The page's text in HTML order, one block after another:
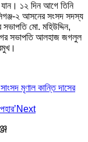
যান। ১২ দিন আগে তিনি
২ আসনের সংসদ সদস্য
মো. মহিউদ্দিন,
সভাপতি আলহাজ জগলুল
মৃণাল কান্তি দাসের
Next